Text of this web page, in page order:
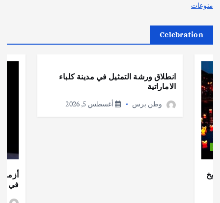
منوعات
Celebration
انطلاق ورشة التمثيل في مدينة كلباء
الاماراتية
وطن برس أغسطس 5, 2026
أزمة
في